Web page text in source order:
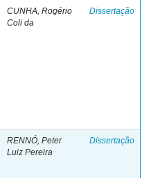
CUNHA, Rogério
Coli da
Dissertação
RENNÓ, Peter
Luiz Pereira
Dissertação